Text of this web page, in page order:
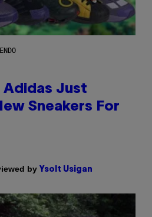
Adidas Just
Sneakers For
by Ysolt Usigan